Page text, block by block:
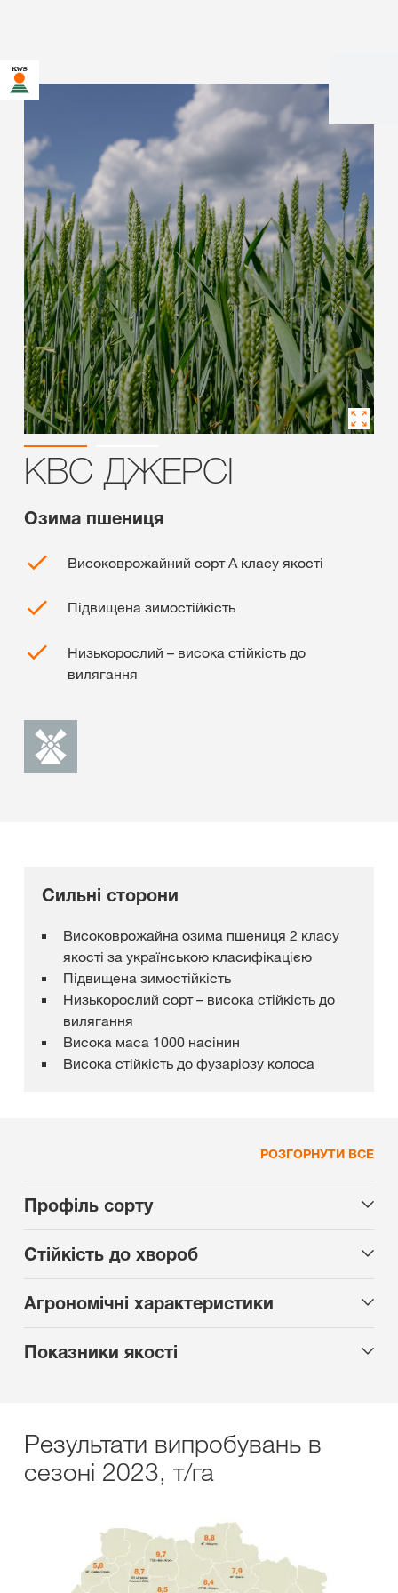
КВС ДЖЕРСІ
Озима пшениця
Високоврожайний сорт А класу якості
Підвищена зимостійкість
Низькорослий – висока стійкість до
вилягання
Сильні сторони
Високоврожайна озима пшениця 2 класу
якості за українською класифікацією
Підвищена зимостійкість
Низькорослий сорт – висока стійкість до
вилягання
Висока маса 1000 насінин
Висока стійкість до фузаріозу колоса
РОЗГОРНУТИ ВСЕ
Профіль сорту
Стійкість до хвороб
Агрономічні характеристики
Показники якості
Результати випробувань в
сезоні 2023, т/га